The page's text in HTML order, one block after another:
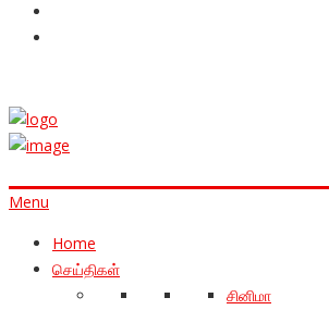
Menu
Home
செய்திகள்
சினிமா